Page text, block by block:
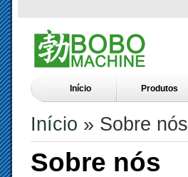
Início Produtos
Início » Sobre nós
Sobre nós